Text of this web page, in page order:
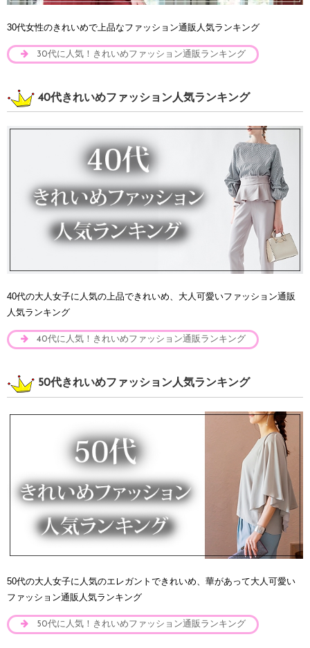
30代女性のきれいめで上品なファッション通販人気ランキング
30代に人気！きれいめファッション通販ランキング
40代きれいめファッション人気ランキング
40代の大人女子に人気の上品できれいめ、大人可愛いファッション通販
人気ランキング
40代に人気！きれいめファッション通販ランキング
50代きれいめファッション人気ランキング
50代の大人女子に人気のエレガントできれいめ、華があって大人可愛い
ファッション通販人気ランキング
50代に人気！きれいめファッション通販ランキング